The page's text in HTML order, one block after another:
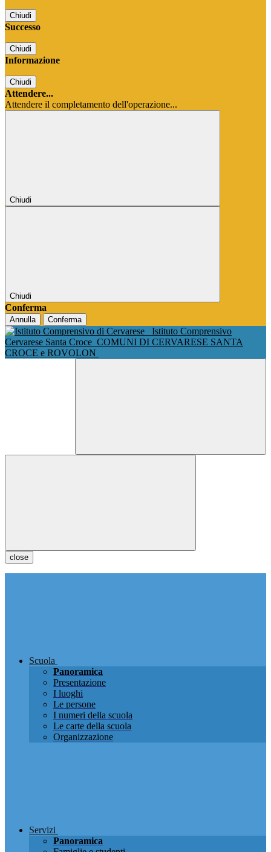
Chiudi
Successo
Chiudi
Informazione
Chiudi
Attendere...
Attendere il completamento dell'operazione...
Chiudi
Chiudi
Conferma
Annulla Conferma
Istituto Comprensivo
Cervarese Santa Croce COMUNI DI CERVARESE SANTA
CROCE e ROVOLON
close
Scuola
Panoramica
Presentazione
I luoghi
Le persone
I numeri della scuola
Le carte della scuola
Organizzazione
Servizi
Panoramica